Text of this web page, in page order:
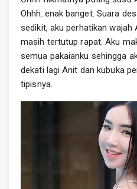
Ohhh..enak banget. Suara
sedikit, aku perhatikan wajah
masih tertutup rapat. Aku
semua pakaianku sehingga
dekati lagi Anit dan kubuka
tipisnya.